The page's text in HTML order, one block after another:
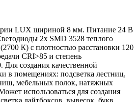
LUX шириной 8 мм. Питание 24 В
2x SMD 3528 теплого
К) с плотностью расстановки 120
CRI>85 и степень
создания качественной
в помещениях: подсветка лестниц,
мебельных полок, натяжных
использоваться для создания